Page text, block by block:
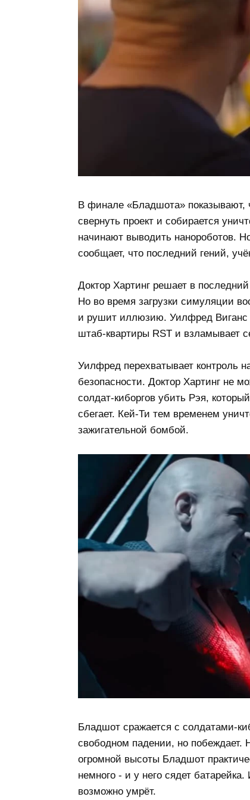
В финале «Бладшота» показывают,
свернуть проект и собирается
начинают выводить нанороботов.
сообщает, что последний гений,
Доктор Хартинг решает в
Но во время загрузки симуляции
и рушит иллюзию. Уилфред Виганс
штаб-квартиры RST и взламывает
Уилфред перехватывает контроль
безопасности. Доктор Хартинг не
солдат-киборгов убить Рэя,
сбегает. Кей-Ти тем временем
зажигательной бомбой.
Бладшот сражается с солдатами-
свободном падении, но побеждает.
огромной высоты Бладшот
немного - и у него сядет
возможно умрёт.